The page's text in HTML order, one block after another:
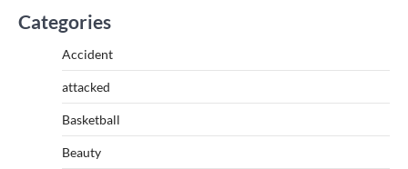
Categories
Accident
attacked
Basketball
Beauty